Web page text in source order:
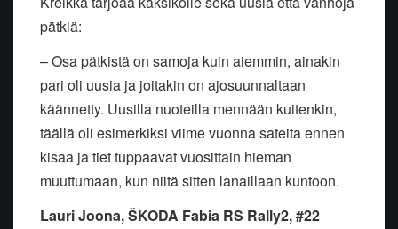
pätkiä:
– Osa pätkistä on samoja kuin aiemmin, ainakin
pari oli uusia ja joitakin on ajosuunnaltaan
käännetty. Uusilla nuoteilla mennään kuitenkin,
täällä oli esimerkiksi viime vuonna sateita ennen
kisaa ja tiet tuppaavat vuosittain hieman
muuttumaan, kun niitä sitten lanaillaan kuntoon.
Lauri Joona, ŠKODA Fabia RS Rally2, #22